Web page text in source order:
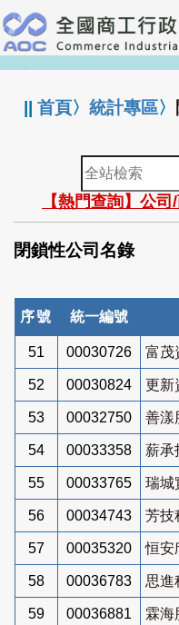
跳
到
主
要
:::
||首頁〉統計專區〉
全
站
檢
索
【熱門查詢】公
閉鎖性公司名錄
序號 統一編號
51 00030726 富茂
52 00030824 更新
53 00032750 善漾
54 00033358 薪承
55 00033765 瑞城
56 00034743 芳技
57 00035320 恒安
58 00036783 思進
59 00036881 霖海